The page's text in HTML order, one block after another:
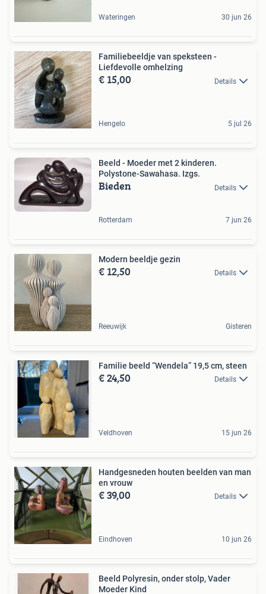
Wateringen 30 jun 26
Familiebeeldje van speksteen -
Liefdevolle omhelzing
€ 15,00 Details
Hengelo 5 jul 26
Beeld - Moeder met 2 kinderen.
Polystone-Sawahasa. Izgs.
Bieden Details
Rotterdam 7 jun 26
Modern beeldje gezin
€ 12,50 Details
Reeuwijk Gisteren
Familie beeld “Wendela” 19,5 cm, steen
€ 24,50 Details
Veldhoven 15 jun 26
Handgesneden houten beelden van man
en vrouw
€ 39,00 Details
Eindhoven 10 jun 26
Beeld Polyresin, onder stolp, Vader
Moeder Kind